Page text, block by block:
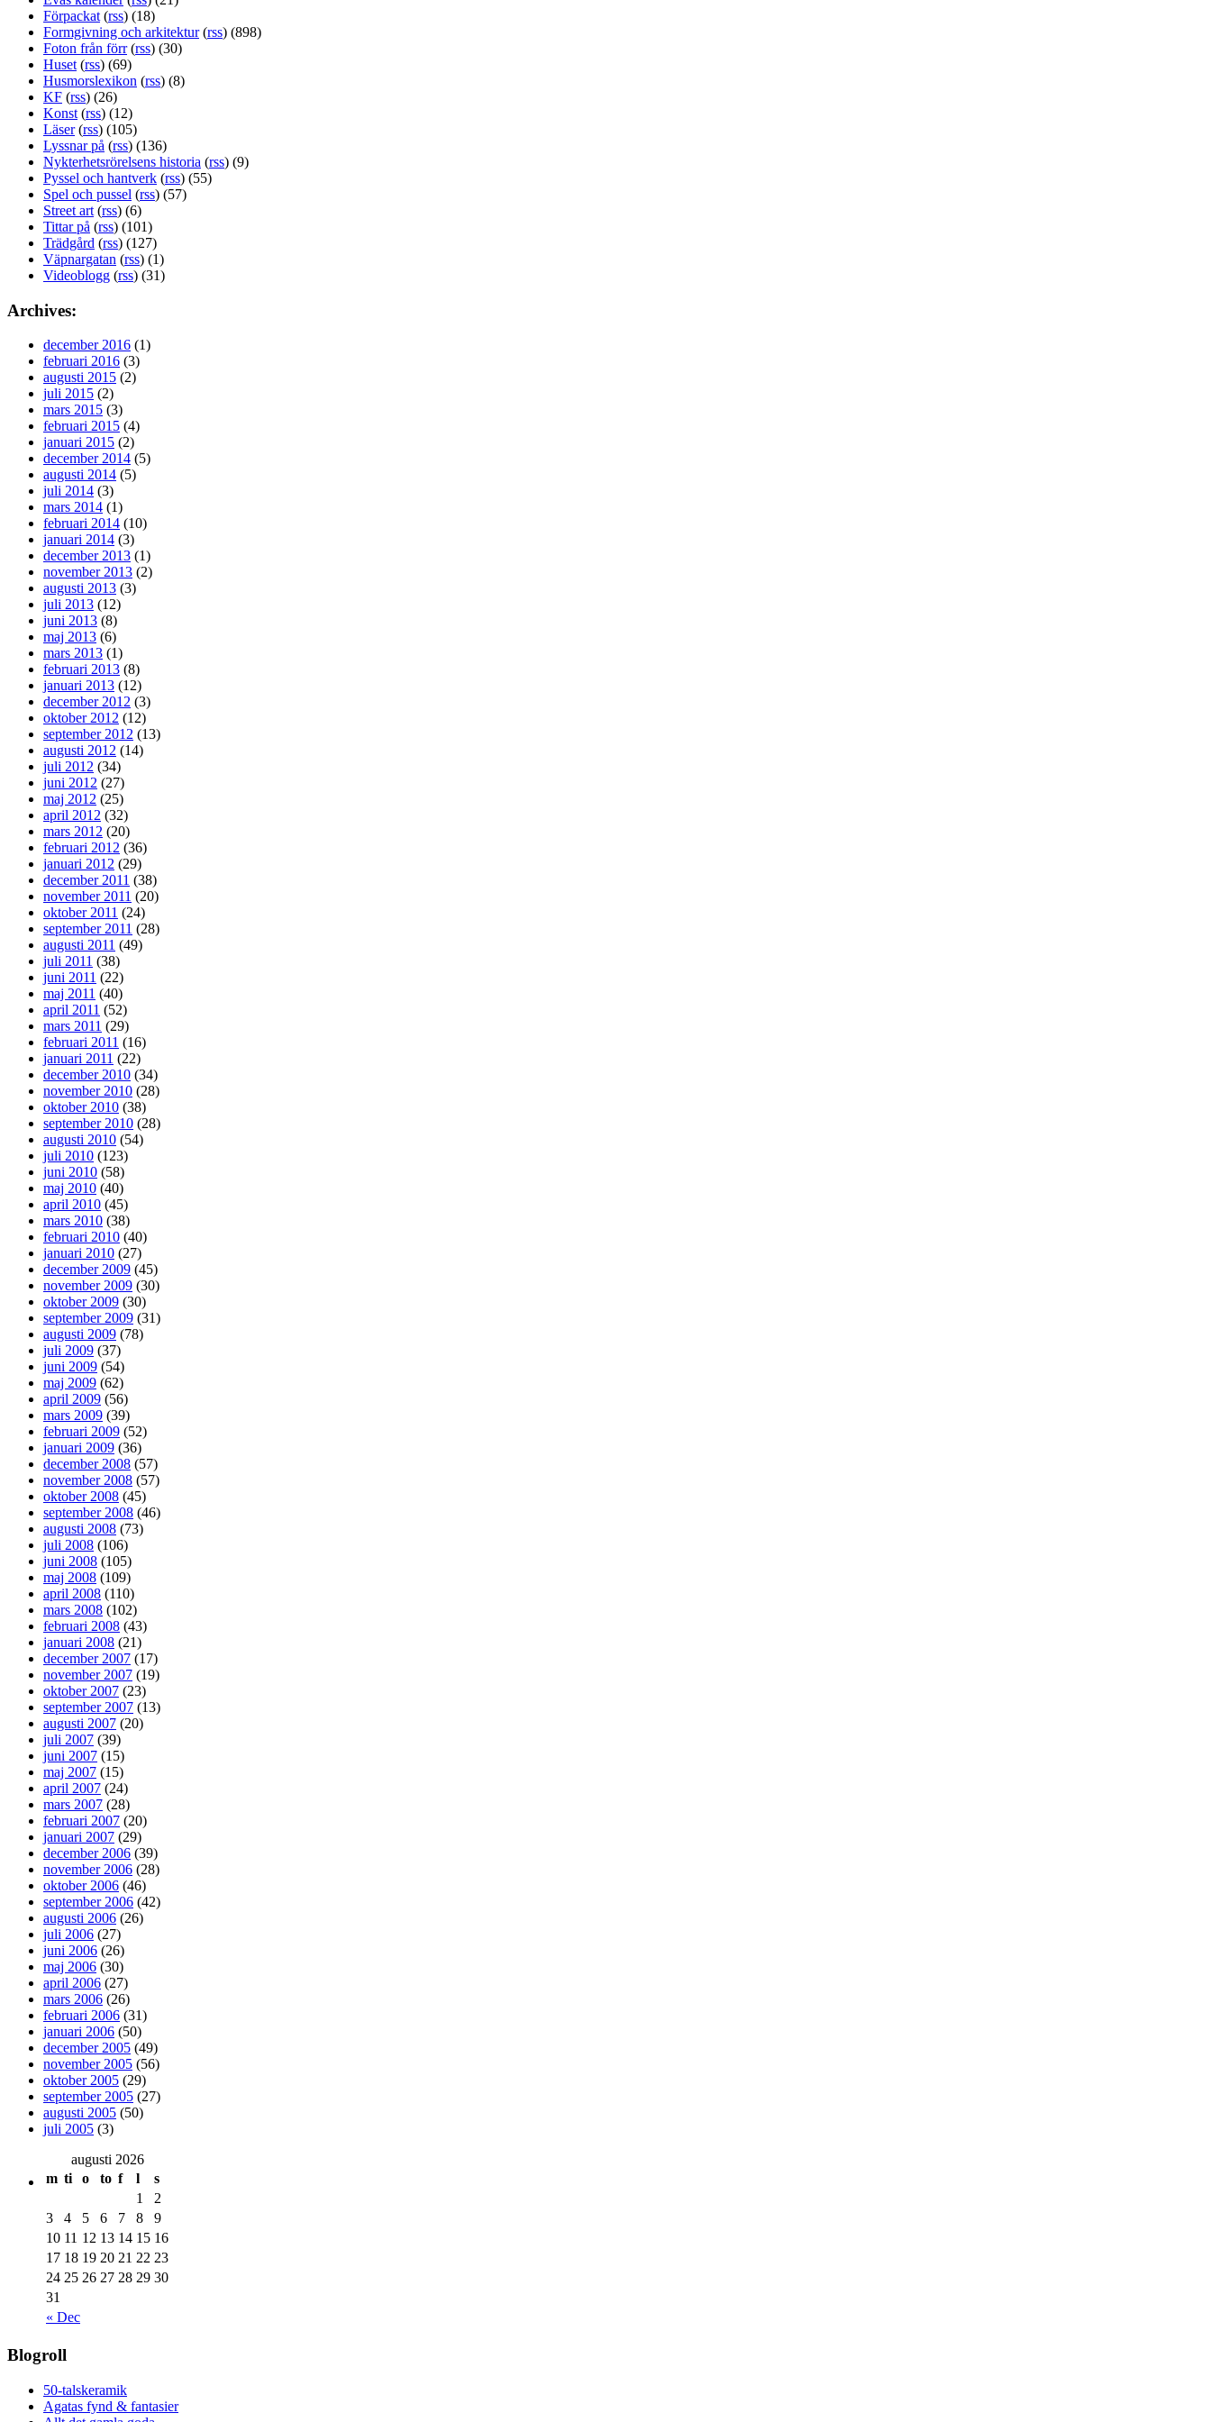
Förpackat (rss) (18)
Formgivning och arkitektur(rss) (898)
Foton från förr(rss) (30)
Huset (rss) (69)
Husmorslexikon (rss) (8)
KF (rss) (26)
Konst (rss) (12)
Läser(rss) (105)
Lyssnar på (rss) (136)
Nykterhetsrörelsens historia (rss) (9)
Pyssel och hantverk (rss) (55)
Spel och pussel (rss) (57)
Street art (rss) (6)
Tittar på (rss) (101)
Trädgård (rss) (127)
Väpnargatan (rss) (1)
Videoblogg (rss) (31)
Archives:
december 2016 (1)
februari 2016 (3)
augusti 2015 (2)
juli 2015 (2)
mars 2015 (3)
februari 2015 (4)
januari 2015 (2)
december 2014 (5)
augusti 2014 (5)
juli 2014 (3)
mars 2014 (1)
februari 2014 (10)
januari 2014 (3)
december 2013 (1)
november 2013 (2)
augusti 2013 (3)
juli 2013 (12)
juni 2013 (8)
maj 2013 (6)
mars 2013 (1)
februari 2013 (8)
januari 2013 (12)
december 2012 (3)
oktober 2012 (12)
september 2012 (13)
augusti 2012 (14)
juli 2012 (34)
juni 2012 (27)
maj 2012 (25)
april 2012 (32)
mars 2012 (20)
februari 2012 (36)
januari 2012 (29)
december 2011 (38)
november 2011 (20)
oktober 2011 (24)
september 2011 (28)
augusti 2011 (49)
juli 2011 (38)
juni 2011 (22)
maj 2011 (40)
april 2011 (52)
mars 2011 (29)
februari 2011 (16)
januari 2011 (22)
december 2010 (34)
november 2010 (28)
oktober 2010 (38)
september 2010 (28)
augusti 2010 (54)
juli 2010 (123)
juni 2010 (58)
maj 2010 (40)
april 2010 (45)
mars 2010 (38)
februari 2010 (40)
januari 2010 (27)
december 2009 (45)
november 2009 (30)
oktober 2009 (30)
september 2009 (31)
augusti 2009 (78)
juli 2009 (37)
juni 2009 (54)
maj 2009 (62)
april 2009 (56)
mars 2009 (39)
februari 2009 (52)
januari 2009 (36)
december 2008 (57)
november 2008 (57)
oktober 2008 (45)
september 2008 (46)
augusti 2008 (73)
juli 2008 (106)
juni 2008 (105)
maj 2008 (109)
april 2008 (110)
mars 2008 (102)
februari 2008 (43)
januari 2008 (21)
december 2007 (17)
november 2007 (19)
oktober 2007 (23)
september 2007 (13)
augusti 2007 (20)
juli 2007 (39)
juni 2007 (15)
maj 2007 (15)
april 2007 (24)
mars 2007 (28)
februari 2007 (20)
januari 2007 (29)
december 2006 (39)
november 2006 (28)
oktober 2006 (46)
september 2006 (42)
augusti 2006 (26)
juli 2006 (27)
juni 2006 (26)
maj 2006 (30)
april 2006 (27)
mars 2006 (26)
februari 2006 (31)
januari 2006 (50)
december 2005 (49)
november 2005 (56)
oktober 2005 (29)
september 2005 (27)
augusti 2005 (50)
juli 2005 (3)
augusti 2026
m ti o to f l s
« Dec
1
2
3
4 5 6 7 8
9
10 11 12 13 14 15 16
17 18 19 20 21 22 23
24 25 26 27 28 29 30
31
Blogroll
50-talskeramik
Agatas fynd & fantasier